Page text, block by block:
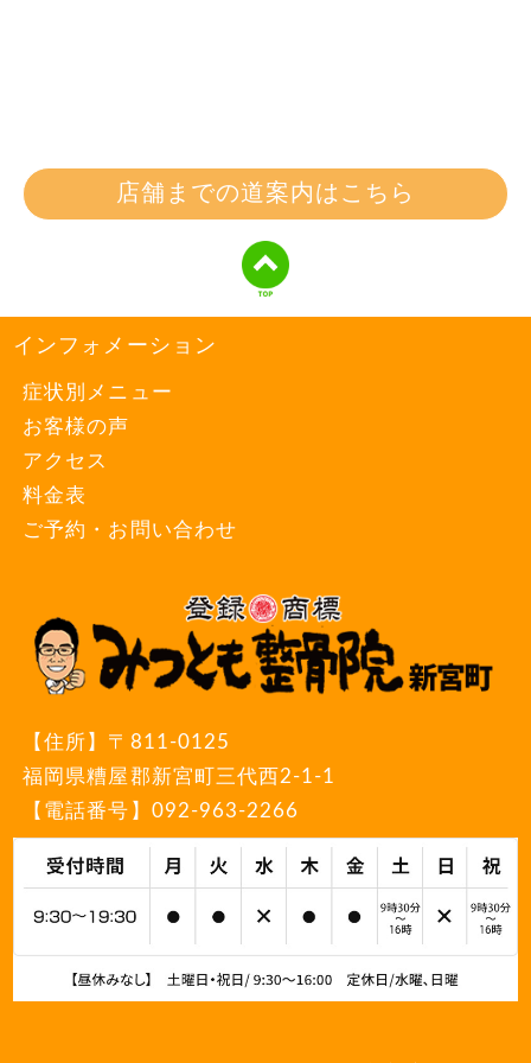
店舗までの道案内はこちら
インフォメーション
症状別メニュー
お客様の声
アクセス
料金表
ご予約・お問い合わせ
【住所】 〒811-0125
福岡県糟屋郡新宮町三代西2-1-1
【電話番号】 092-963-2266